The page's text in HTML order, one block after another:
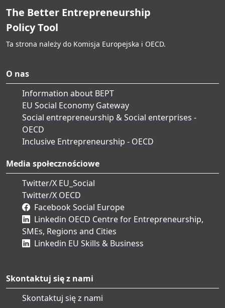
The Better Entrepreneurship
Policy Tool
Ta strona należy do Komisja Europejska i OECD.
O nas
Information about BEPT
EU Social Economy Gateway
Social entrepreneurship & Social enterprises -
OECD
Inclusive Entrepreneurship - OECD
Media społecznościowe
Twitter/X EU_Social
Twitter/X OECD
Facebook Social Europe
Linkedin OECD Centre for Entrepreneurship,
SMEs, Regions and Cities
Linkedin EU Skills & Business
Skontaktuj się z nami
Skontaktuj się z nami